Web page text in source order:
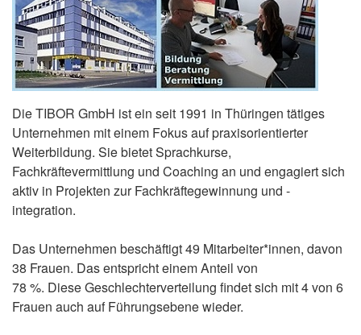
Die TIBOR GmbH ist ein seit 1991 in Thüringen tätiges
Unternehmen mit einem Fokus auf praxisorientierter
Weiterbildung. Sie bietet Sprachkurse,
Fachkräftevermittlung und Coaching an und engagiert sich
aktiv in Projekten zur Fachkräftegewinnung und -
integration.
Das Unternehmen beschäftigt 49 Mitarbeiter*innen, davon
38 Frauen. Das entspricht einem Anteil von
78 %. Diese Geschlechterverteilung findet sich mit 4 von 6
Frauen auch auf Führungsebene wieder.